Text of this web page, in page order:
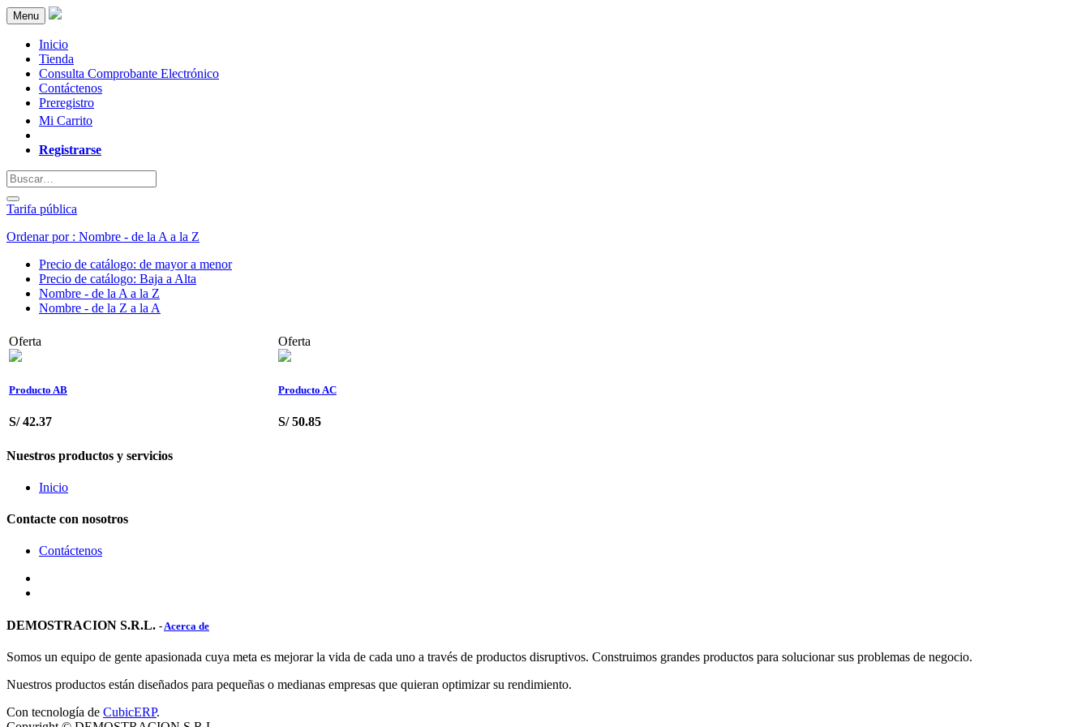
Menu
Inicio
Tienda
Consulta Comprobante Electrónico
Contáctenos
Preregistro
Mi Carrito
Registrarse
Tarifa pública
Ordenar por : Nombre - de la A a la Z
Precio de catálogo: de mayor a menor
Precio de catálogo: Baja a Alta
Nombre - de la A a la Z
Nombre - de la Z a la A
Oferta
Producto AB
S/42.37
Oferta
Producto AC
S/50.85
Nuestros productos y servicios
Inicio
Contacte con nosotros
Contáctenos
DEMOSTRACION S.R.L. - Acerca de
Somos un equipo de gente apasionada cuya meta es mejorar la vida de cada uno a través de productos disruptivos. Construimos grandes productos para solucionar sus problemas de negocio.
Nuestros productos están diseñados para pequeñas o medianas empresas que quieran optimizar su rendimiento.
Con tecnología de CubicERP.